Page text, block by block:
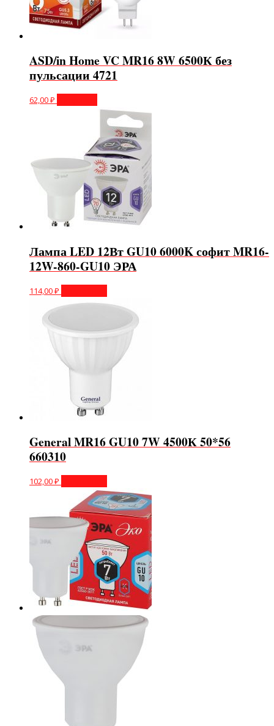
ASD/in Home VC MR16 8W 6500К без
пульсации 4721
62,00₽
Лампа LED 12Вт GU10 6000K софит MR16-
12W-860-GU10 ЭРА
114,00₽
General MR16 GU10 7W 4500К 50*56
660310
102,00₽